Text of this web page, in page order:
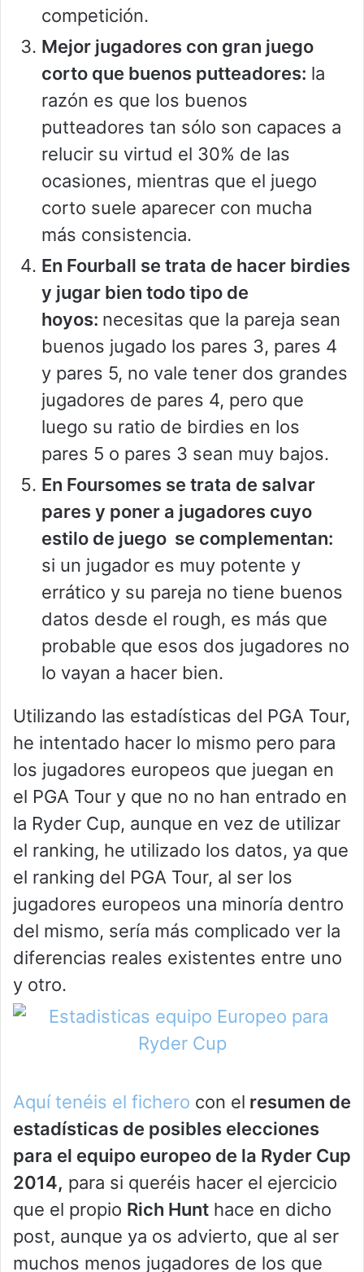
competición.
Mejor jugadores con gran juego
corto que buenos putteadores: la
razón es que los buenos
putteadores tan sólo son capaces a
relucir su virtud el 30% de las
ocasiones, mientras que el juego
corto suele aparecer con mucha
más consistencia.
En Fourball se trata de hacer birdies
y jugar bien todo tipo de
hoyos: necesitas que la pareja sean
buenos jugado los pares 3, pares 4
y pares 5, no vale tener dos grandes
jugadores de pares 4, pero que
luego su ratio de birdies en los
pares 5 o pares 3 sean muy bajos.
En Foursomes se trata de salvar
pares y poner a jugadores cuyo
estilo de juego se complementan:
si un jugador es muy potente y
errático y su pareja no tiene buenos
datos desde el rough, es más que
probable que esos dos jugadores no
lo vayan a hacer bien.
Utilizando las estadísticas del PGA Tour,
he intentado hacer lo mismo pero para
los jugadores europeos que juegan en
el PGA Tour y que no no han entrado en
la Ryder Cup, aunque en vez de utilizar
el ranking, he utilizado los datos, ya que
el ranking del PGA Tour, al ser los
jugadores europeos una minoría dentro
del mismo, sería más complicado ver la
diferencias reales existentes entre uno
y otro.
Aquí tenéis el fichero con el resumen de
estadísticas de posibles elecciones
para el equipo europeo de la Ryder Cup
2014, para si queréis hacer el ejercicio
que el propio Rich Hunt hace en dicho
post, aunque ya os advierto, que al ser
muchos menos jugadores de los que